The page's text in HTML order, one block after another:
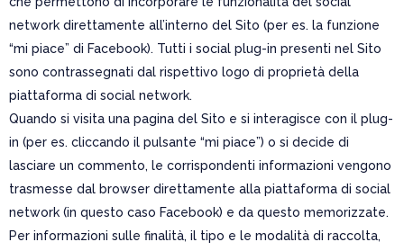
network direttamente all’interno del Sito (per es. la funzione
“mi piace” di Facebook). Tutti i social plug-in presenti nel Sito
sono contrassegnati dal rispettivo logo di proprietà della
piattaforma di social network.
Quando si visita una pagina del Sito e si interagisce con il plug-
in (per es. cliccando il pulsante “mi piace”) o si decide di
lasciare un commento, le corrispondenti informazioni vengono
trasmesse dal browser direttamente alla piattaforma di social
network (in questo caso Facebook) e da questo memorizzate.
Per informazioni sulle finalità, il tipo e le modalità di raccolta,